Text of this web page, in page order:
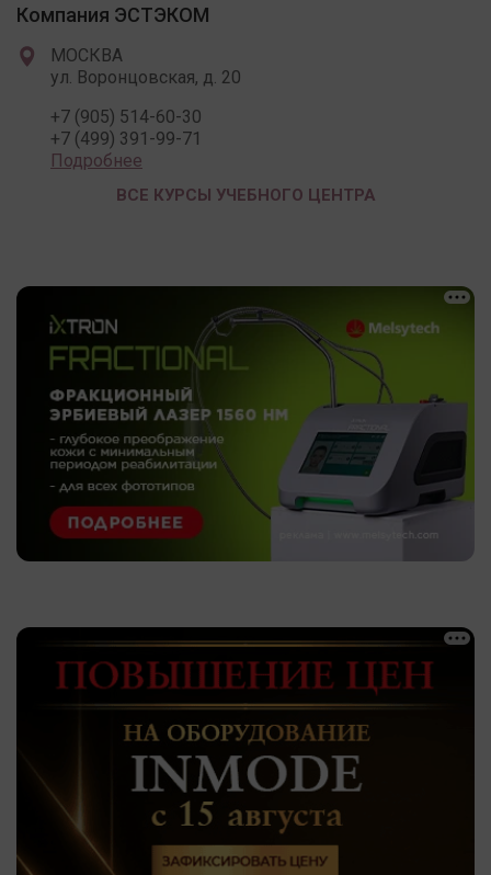
Компания ЭСТЭКОМ
МОСКВА
ул. Воронцовская, д. 20
+7 (905) 514-60-30
+7 (499) 391-99-71
Подробнее
ВСЕ КУРСЫ УЧЕБНОГО ЦЕНТРА